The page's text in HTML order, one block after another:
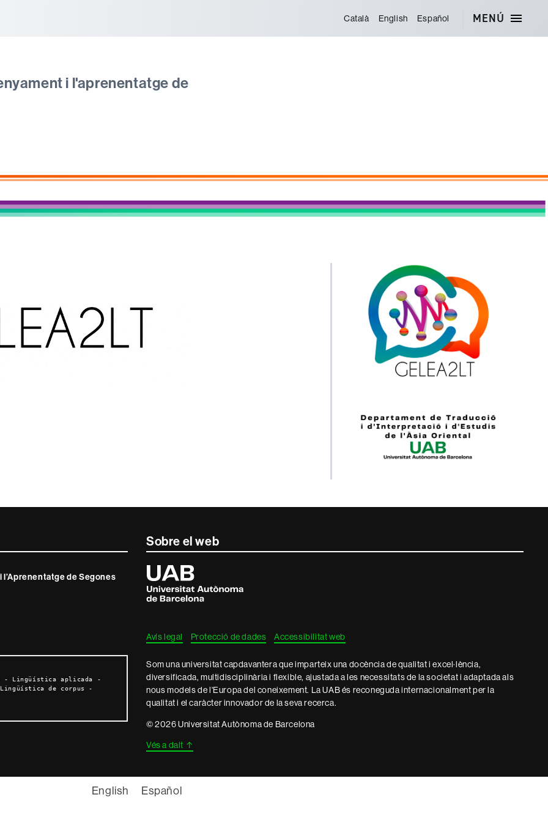
Català English Español MENÚ
i l'aprenentatge de
l’Aprenentatge de Segones
- Lingüística aplicada -
de corpus -
Sobre el web
Universitat
Autònoma
de
Barcelona
Avís legal Protecció de dades Accessibilitat web
Som una universitat capdavantera que imparteix una docència de qualitat i excel·lència,
diversificada, multidisciplinària i flexible, ajustada a les necessitats de la societat i adaptada als
nous models de l'Europa del coneixement. La UAB és reconeguda internacionalment per la
qualitat i el caràcter innovador de la seva recerca.
© 2026 Universitat Autònoma de Barcelona
Vés a dalt ↑
English Español